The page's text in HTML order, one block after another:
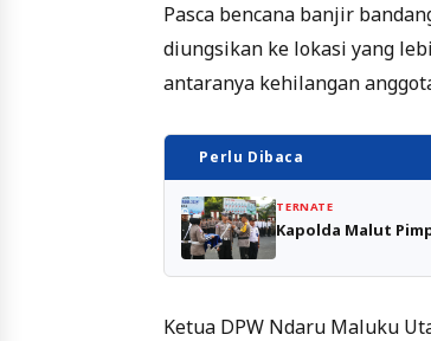
Pasca bencana banjir
diungsikan ke lokasi yang
antaranya kehilangan
Perlu Dibaca
TERNATE
Kapolda Malut
Ketua DPW Ndaru Maluku